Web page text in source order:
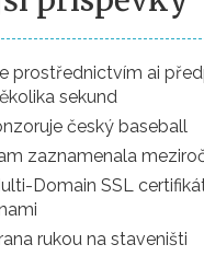
prostřednictvím ai
sekund
český baseball
zaznamenala
Domain SSL
rukou na staveništi